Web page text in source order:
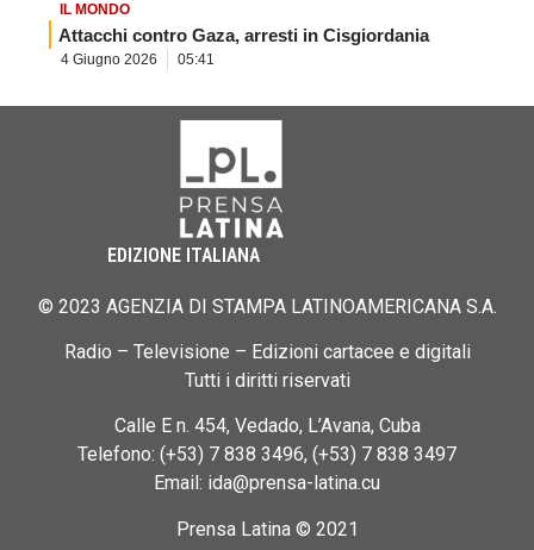
IL MONDO
Attacchi contro Gaza, arresti in Cisgiordania
4 Giugno 2026 05:41
EDIZIONE ITALIANA
© 2023 AGENZIA DI STAMPA LATINOAMERICANA S.A.
Radio – Televisione – Edizioni cartacee e digitali
Tutti i diritti riservati
Calle E n. 454, Vedado, L’Avana, Cuba
Telefono: (+53) 7 838 3496, (+53) 7 838 3497
Email: ida@prensa-latina.cu
Prensa Latina © 2021